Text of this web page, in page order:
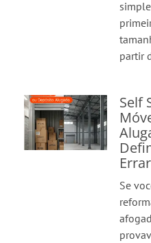
partir
Self
Se